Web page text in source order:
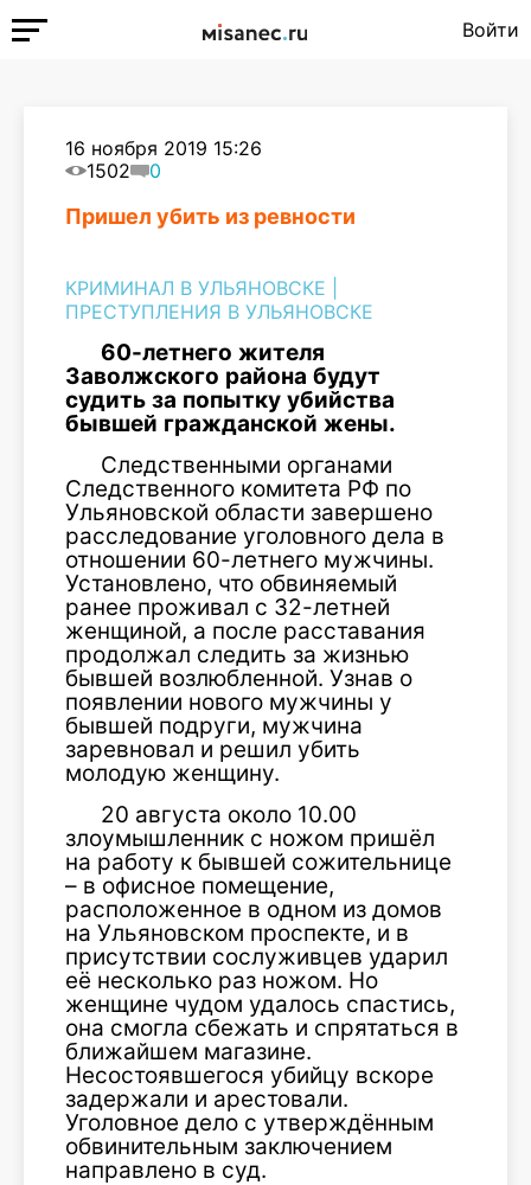
Войти
16 ноября 2019 15:26
1502
0
Пришел убить из ревности
КРИМИНАЛ В УЛЬЯНОВСКЕ
ПРЕСТУПЛЕНИЯ В УЛЬЯНОВСКЕ
60-летнего жителя
Заволжского района будут
судить за попытку убийства
бывшей гражданской жены.
Следственными органами
Следственного комитета РФ по
Ульяновской области завершено
расследование уголовного дела в
отношении 60-летнего мужчины.
Установлено, что обвиняемый
ранее проживал с 32-летней
женщиной, а после расставания
продолжал следить за жизнью
бывшей возлюбленной. Узнав о
появлении нового мужчины у
бывшей подруги, мужчина
заревновал и решил убить
молодую женщину.
20 августа около 10.00
злоумышленник с ножом пришёл
на работу к бывшей сожительнице
– в офисное помещение,
расположенное в одном из домов
на Ульяновском проспекте, и в
присутствии сослуживцев ударил
её несколько раз ножом. Но
женщине чудом удалось спастись,
она смогла сбежать и спрятаться в
ближайшем магазине.
Несостоявшегося убийцу вскоре
задержали и арестовали.
Уголовное дело с утверждённым
обвинительным заключением
направлено в суд.